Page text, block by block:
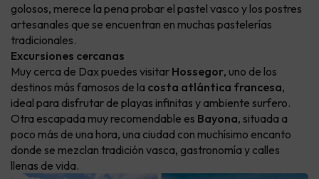
golosos, merece la pena probar el pastel vasco y los postres
artesanales que se encuentran en muchas pastelerías
tradicionales.
Excursiones cercanas
Muy cerca de Dax puedes visitar Hossegor, uno de los
destinos más famosos de la costa atlántica francesa,
ideal para disfrutar de playas infinitas y ambiente surfero.
Otra escapada muy recomendable es Bayona, situada a
poco más de una hora, una ciudad con muchísimo encanto
donde se mezclan tradición vasca, gastronomía y calles
llenas de vida.